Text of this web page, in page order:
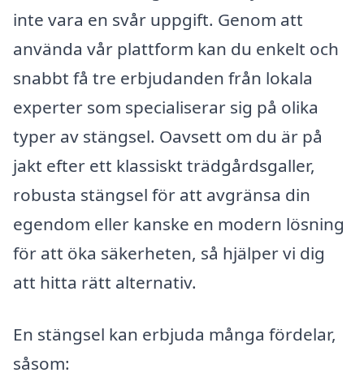
inte vara en svår uppgift. Genom att
använda vår plattform kan du enkelt och
snabbt få tre erbjudanden från lokala
experter som specialiserar sig på olika
typer av stängsel. Oavsett om du är på
jakt efter ett klassiskt trädgårdsgaller,
robusta stängsel för att avgränsa din
egendom eller kanske en modern lösning
för att öka säkerheten, så hjälper vi dig
att hitta rätt alternativ.
En stängsel kan erbjuda många fördelar,
såsom: